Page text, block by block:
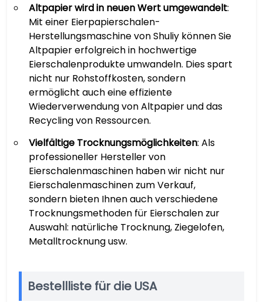
Altpapier wird in neuen Wert umgewandelt:
Mit einer Eierpapierschalen-
Herstellungsmaschine von Shuliy können Sie
Altpapier erfolgreich in hochwertige
Eierschalenprodukte umwandeln. Dies spart
nicht nur Rohstoffkosten, sondern
ermöglicht auch eine effiziente
Wiederverwendung von Altpapier und das
Recycling von Ressourcen.
Vielfältige Trocknungsmöglichkeiten: Als
professioneller Hersteller von
Eierschalenmaschinen haben wir nicht nur
Eierschalenmaschinen zum Verkauf,
sondern bieten Ihnen auch verschiedene
Trocknungsmethoden für Eierschalen zur
Auswahl: natürliche Trocknung, Ziegelofen,
Metalltrocknung usw.
Bestellliste für die USA